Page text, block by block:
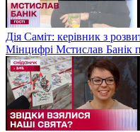
Дія Саміт: керівник з
Мінцифрі Мстислав Банік